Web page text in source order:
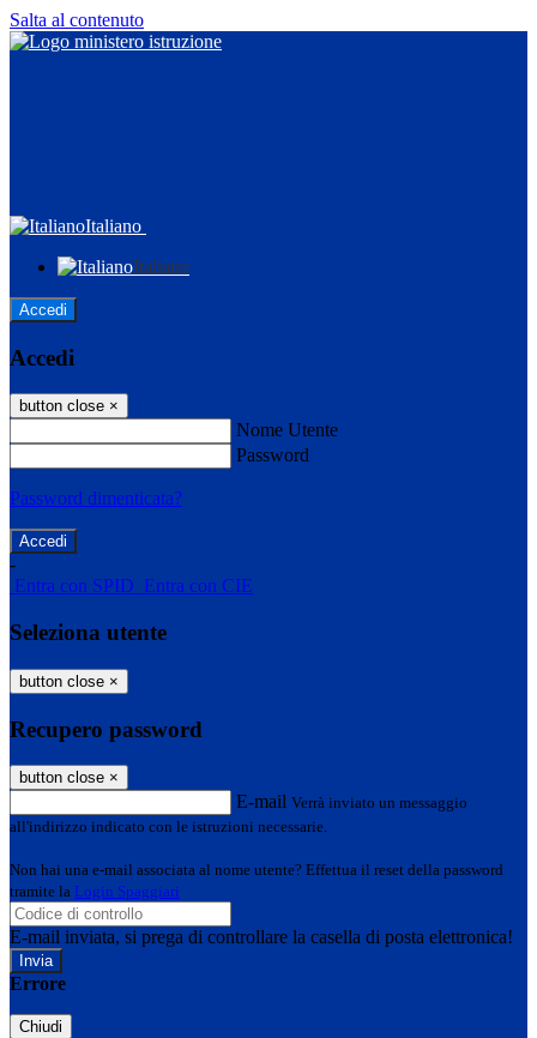
Salta al contenuto
Italiano
Italiano
Accedi
Accedi
button close ×
Nome Utente
Password
Password dimenticata?
-
Entra con SPID Entra con CIE
Seleziona utente
button close ×
Recupero password
button close ×
E-mail Verrà inviato un messaggio
all'indirizzo indicato con le istruzioni necessarie.
Non hai una e-mail associata al nome utente? Effettua il reset della password
tramite la Login Spaggiari
E-mail inviata, si prega di controllare la casella di posta elettronica!
Errore
Chiudi